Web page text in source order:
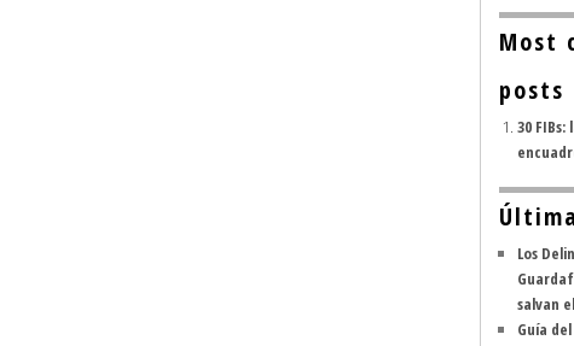
Most
posts
30
Los
salvan
Guía